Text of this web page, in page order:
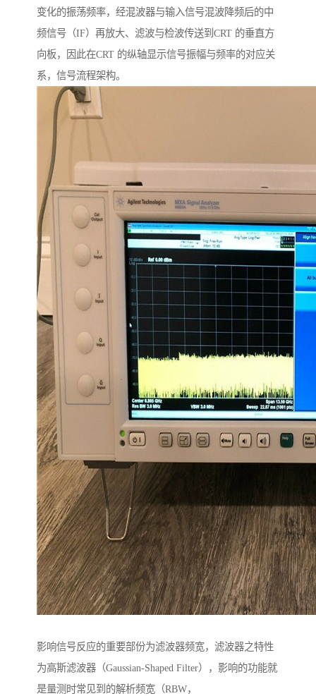
变化的振荡频率，经混波器与输入信号混波降频后的中
频信号（IF）再放大、滤波与检波传送到CRT 的垂直方
向板，因此在CRT 的纵轴显示信号振幅与频率的对应关
系，信号流程架构。
影响信号反应的重要部份为滤波器频宽，滤波器之特性
为高斯滤波器（Gaussian-Shaped Filter），影响的功能就
是量测时常见到的解析频宽（RBW，